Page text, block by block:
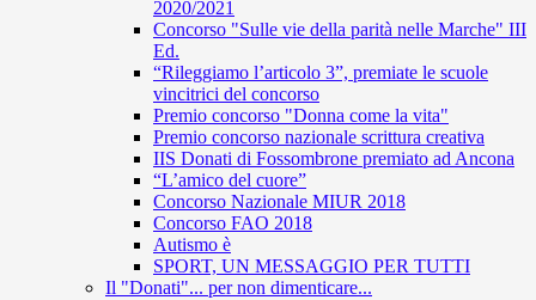
2020/2021
Concorso "Sulle vie della parità nelle Marche" III
Ed.
“Rileggiamo l’articolo 3”, premiate le scuole
vincitrici del concorso
Premio concorso "Donna come la vita"
Premio concorso nazionale scrittura creativa
IIS Donati di Fossombrone premiato ad Ancona
“L’amico del cuore”
Concorso Nazionale MIUR 2018
Concorso FAO 2018
Autismo è
SPORT, UN MESSAGGIO PER TUTTI
Il "Donati"... per non dimenticare...